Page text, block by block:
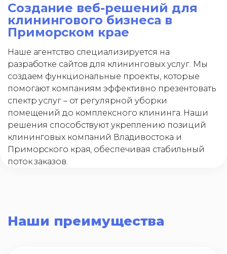
Создание веб-решений для
клинингового бизнеса в
Приморском крае
Наше агентство специализируется на
разработке сайтов для клининговых услуг. Мы
создаем функциональные проекты, которые
помогают компаниям эффективно презентовать
спектр услуг – от регулярной уборки
помещений до комплексного клининга. Наши
решения способствуют укреплению позиций
клининговых компаний Владивостока и
Приморского края, обеспечивая стабильный
поток заказов.
Наши преимущества